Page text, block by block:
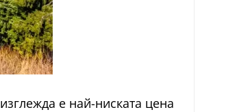
е най-ниската цена